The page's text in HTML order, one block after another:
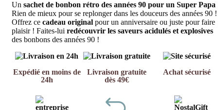
Un sachet de bonbon rétro des années 90 pour un Super Papa
Rien de mieux pour se replonger dans les douceurs des années 90 !
Offrez ce cadeau original pour un anniversaire ou juste pour faire
plaisir ! Faites-lui redécouvrir les saveurs acidulés et explosives
des bonbons des années 90 !
Expédié en moins de
24h
Livraison gratuite
dès 49€
Achat sécurisé